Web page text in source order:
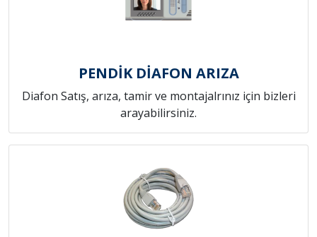
PENDİK DİAFON ARIZA
Diafon Satış, arıza, tamir ve montajalrınız için bizleri
arayabilirsiniz.